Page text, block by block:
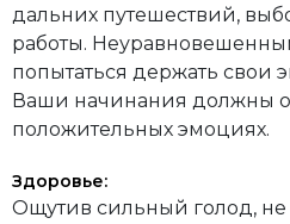
дальних путешествий,
работы.
попытаться держать свои
Ваши начинания должны
положительных эмоциях.
Здоровье:
Ощутив сильный голод, не